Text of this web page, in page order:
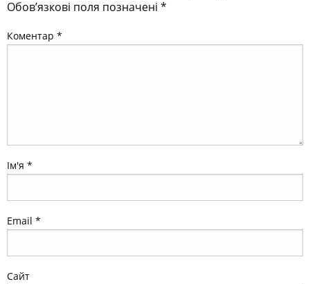
Обов’язкові поля позначені *
Коментар *
Ім'я *
Email *
Сайт